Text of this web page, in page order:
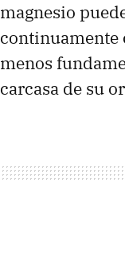
magnesio
continuamente
menos
carcasa de su